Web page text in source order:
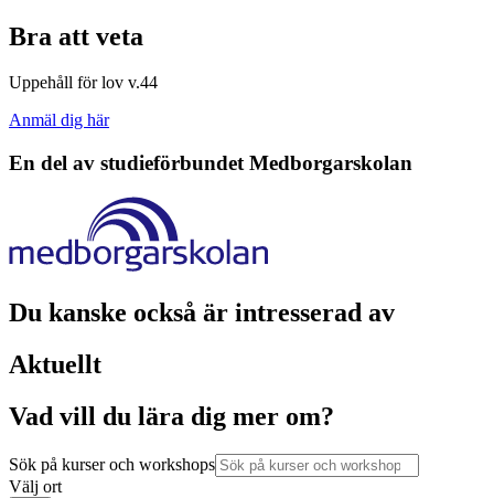
Bra att veta
Uppehåll för lov v.44
Anmäl dig här
En del av studieförbundet Medborgarskolan
Du kanske också är intresserad av
Aktuellt
Vad vill du lära dig mer om?
Sök på kurser och workshops
Välj ort